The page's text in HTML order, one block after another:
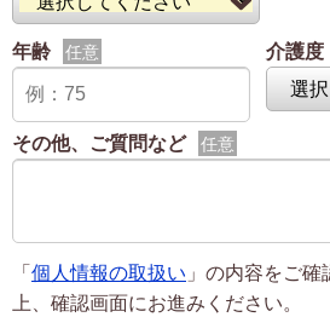
年齢 任意 介護度
その他、ご質問など 任意
「個人情報の取扱い 」の内容をご
上、確認画面にお進みください。